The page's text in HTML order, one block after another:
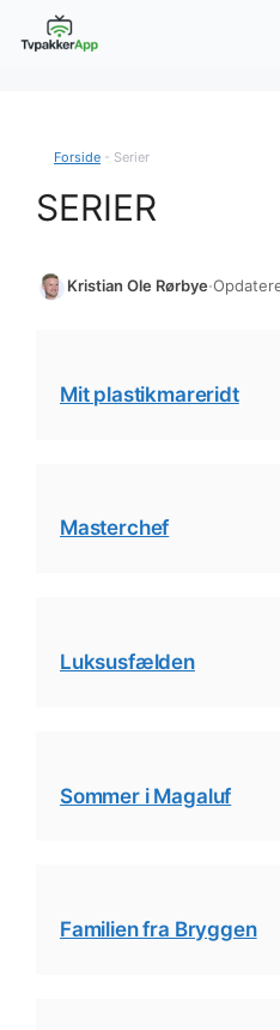
Forside - Serier
SERIER
Kristian Ole Rørbye·
Mit plastikmareridt
Masterchef
Luksusfælden
Sommer i Magaluf
Familien fra Bryggen